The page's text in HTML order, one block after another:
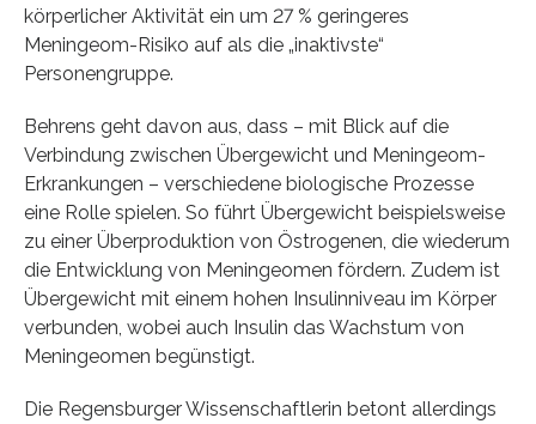
körperlicher Aktivität ein um 27 % geringeres
Meningeom-Risiko auf als die „inaktivste“
Personengruppe.
Behrens geht davon aus, dass – mit Blick auf die
Verbindung zwischen Übergewicht und Meningeom-
Erkrankungen – verschiedene biologische Prozesse
eine Rolle spielen. So führt Übergewicht beispielsweise
zu einer Überproduktion von Östrogenen, die wiederum
die Entwicklung von Meningeomen fördern. Zudem ist
Übergewicht mit einem hohen Insulinniveau im Körper
verbunden, wobei auch Insulin das Wachstum von
Meningeomen begünstigt.
Die Regensburger Wissenschaftlerin betont allerdings